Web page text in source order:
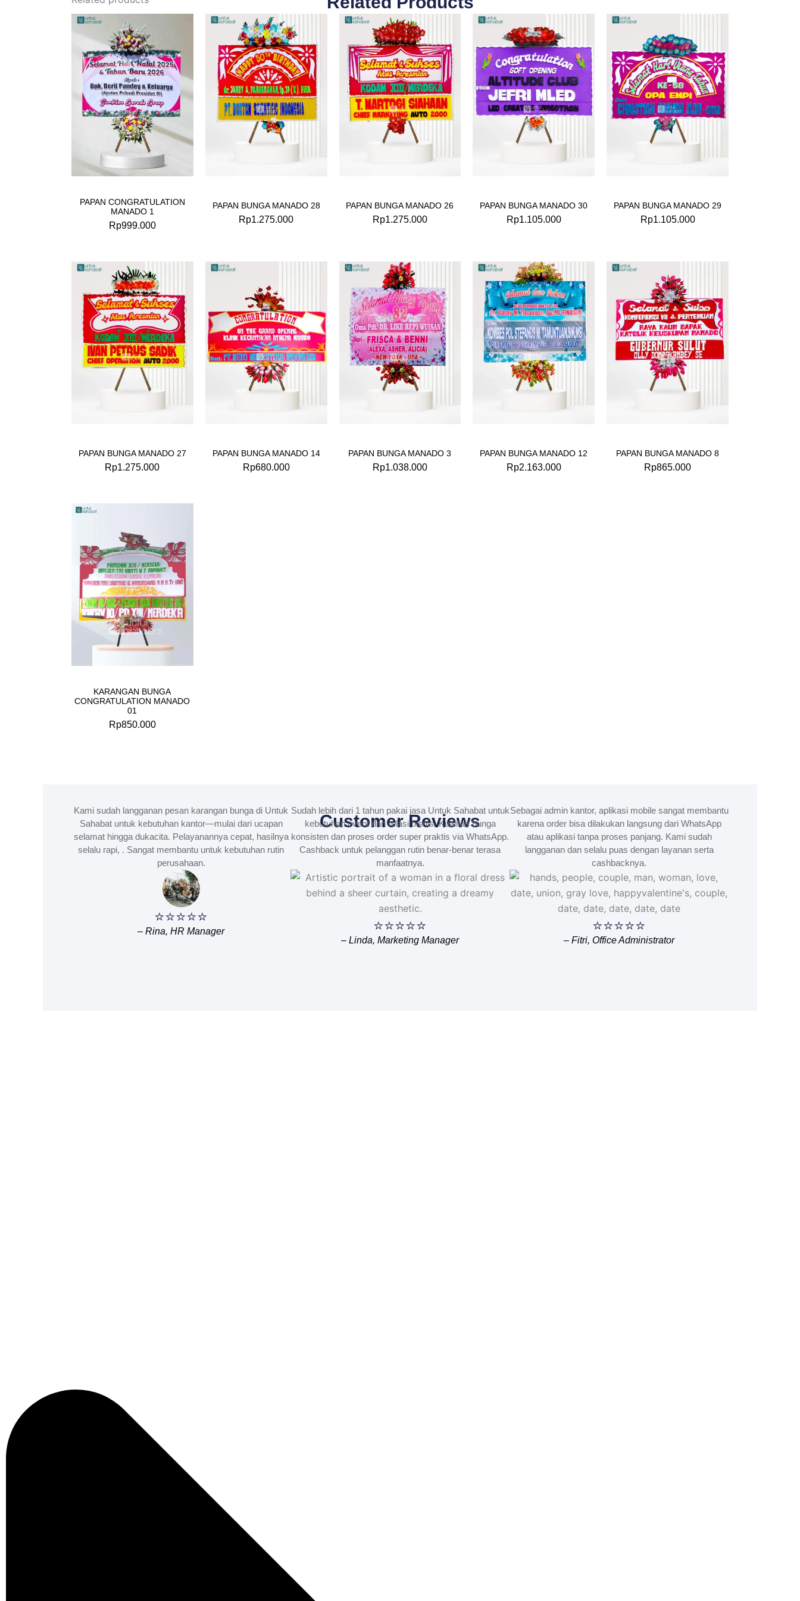
PAPAN CONGRATULATION
MANADO 1
Rp999.000
PAPAN BUNGA MANADO 28
Rp1.275.000
PAPAN BUNGA MANADO 26
Rp1.275.000
PAPAN BUNGA MANADO 30
Rp1.105.000
PAPAN BUNGA MANADO 29
Rp1.105.000
PAPAN BUNGA MANADO 27
Rp1.275.000
PAPAN BUNGA MANADO 14
Rp680.000
PAPAN BUNGA MANADO 3
Rp1.038.000
PAPAN BUNGA MANADO 12
Rp2.163.000
PAPAN BUNGA MANADO 8
Rp865.000
KARANGAN BUNGA
CONGRATULATION MANADO
01
Rp850.000
Customer Reviews
Kami sudah langganan pesan karangan bunga di Untuk
Sahabat untuk kebutuhan kantor—mulai dari ucapan
selamat hingga dukacita. Pelayanannya cepat, hasilnya
selalu rapi, . Sangat membantu untuk kebutuhan rutin
perusahaan.
⭐⭐⭐⭐⭐
– Rina, HR Manager
Sudah lebih dari 1 tahun pakai jasa Untuk Sahabat untuk
kebutuhan event dan relasi bisnis. Kualitas bunga
konsisten dan proses order super praktis via WhatsApp.
Cashback untuk pelanggan rutin benar-benar terasa
manfaatnya.
⭐⭐⭐⭐⭐
– Linda, Marketing Manager
Sebagai admin kantor, aplikasi mobile sangat membantu
karena order bisa dilakukan langsung dari WhatsApp
atau aplikasi tanpa proses panjang. Kami sudah
langganan dan selalu puas dengan layanan serta
cashbacknya.
⭐⭐⭐⭐⭐
– Fitri, Office Administrator